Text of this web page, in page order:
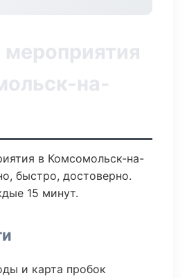
на-
в Комсомольск-на-
быстро, достоверно.
15 минут.
и карта пробок